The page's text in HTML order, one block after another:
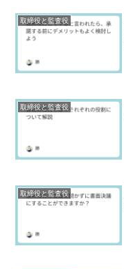
取締役と監査役
取締役と監査役
取締役と監査役